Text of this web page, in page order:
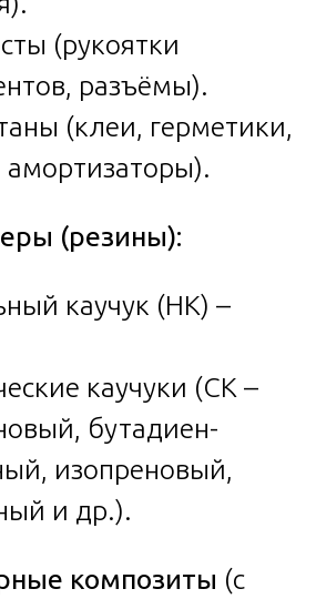
(рукоятки
разъёмы).
(клеи, герметики,
амортизаторы).
(резины):
каучук (НК) –
каучуки (СК –
бутадиен-
изопреновый,
и др.).
композиты (с